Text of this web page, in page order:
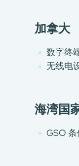
环球支援
联络我们
E-Port
服务申请
加拿大
数字终
无线电
海湾国
GSO 条